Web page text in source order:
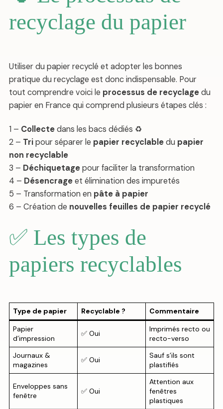
recyclage du papier
Utiliser du papier recyclé et adopter les bonnes
pratique du recyclage est donc indispensable. Pour
tout comprendre voici le processus de recyclagedu
papier en France qui comprend plusieurs étapes clés :
1 – Collectedans les bacs dédiés ♻️
2 – Tripour séparer le papier recyclabledu papier
non recyclable
3 – Déchiquetagepour faciliter la transformation
4 – Désencrageet élimination des impuretés
5 – Transformation en pâte à papier
6 – Création de nouvelles feuilles de papier recyclé
✅ Les types de
papiers recyclables
Type de papier Recyclable ?
Commentaire
Papier
d’impression
✅ Oui
Imprimés recto ou
recto-verso
Journaux &
magazines
✅ Oui
Sauf s’ils sont
plastifiés
Enveloppes sans
fenêtre
✅ Oui
Attention aux
fenêtres
plastiques